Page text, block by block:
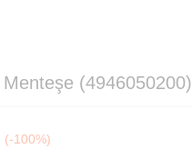
Menteşe (4946050200)
(-100%)